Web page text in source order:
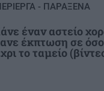
- ΠΑΡΑΞΕΝΑ
έναν αστείο
έκπτωση σε
το ταμείο